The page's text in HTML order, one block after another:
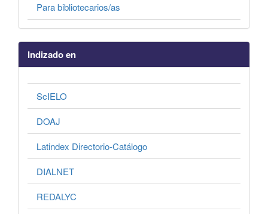
Para bibliotecarios/as
Indizado en
ScIELO
DOAJ
Latindex Directorio-Catálogo
DIALNET
REDALYC